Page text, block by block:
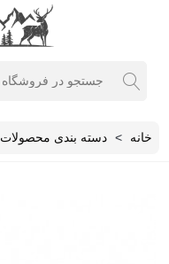
خانه > دسته بندی محصولات